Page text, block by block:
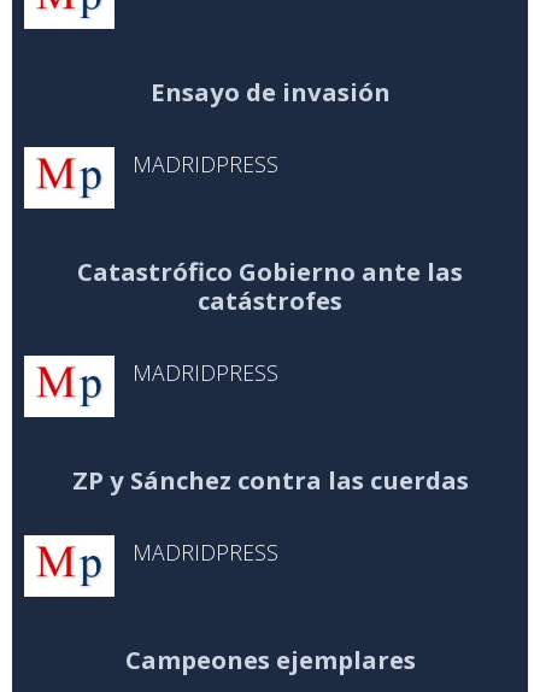
Ensayo de invasión
MADRIDPRESS
Catastrófico Gobierno ante las
catástrofes
MADRIDPRESS
ZP y Sánchez contra las cuerdas
MADRIDPRESS
Campeones ejemplares